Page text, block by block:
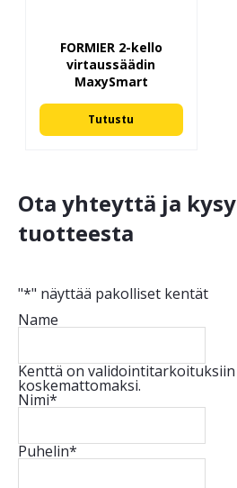
FORMIER 2-kello
virtaussäädin
MaxySmart
Tutustu
Ota yhteyttä ja
tuotteesta
"*" näyttää pakolliset kentät
Name
Kenttä on
koskemattomaksi.
Nimi*
Puhelin*